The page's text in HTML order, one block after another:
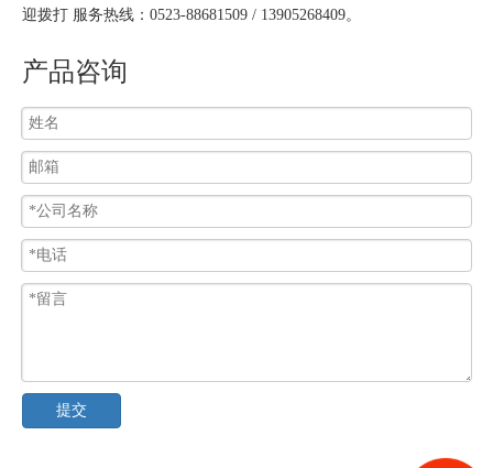
迎拨打 服务热线：0523-88681509 / 13905268409。
产品咨询
提交